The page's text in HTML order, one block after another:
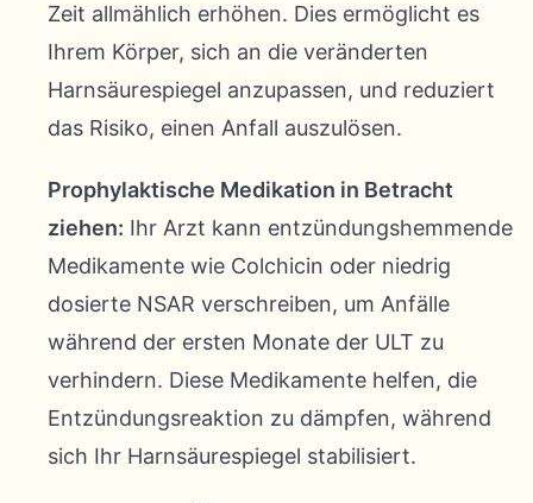
Zeit allmählich erhöhen. Dies ermöglicht es
Ihrem Körper, sich an die veränderten
Harnsäurespiegel anzupassen, und reduziert
das Risiko, einen Anfall auszulösen.
Prophylaktische Medikation in Betracht
ziehen: Ihr Arzt kann entzündungshemmende
Medikamente wie Colchicin oder niedrig
dosierte NSAR verschreiben, um Anfälle
während der ersten Monate der ULT zu
verhindern. Diese Medikamente helfen, die
Entzündungsreaktion zu dämpfen, während
sich Ihr Harnsäurespiegel stabilisiert.